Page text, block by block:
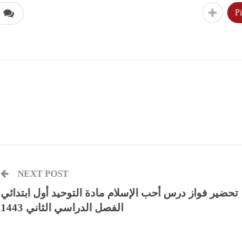
NEXT POST
تحضير فواز درس أحب الإسلام مادة التوحيد أول ابتدائي
الفصل الدراسي الثاني 1443